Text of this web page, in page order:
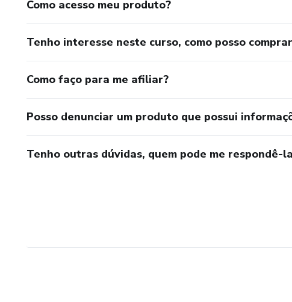
Como acesso meu produto?
Tenho interesse neste curso, como posso
Como faço para me afiliar?
Posso denunciar um produto que possui
Tenho outras dúvidas, quem pode me respondê-